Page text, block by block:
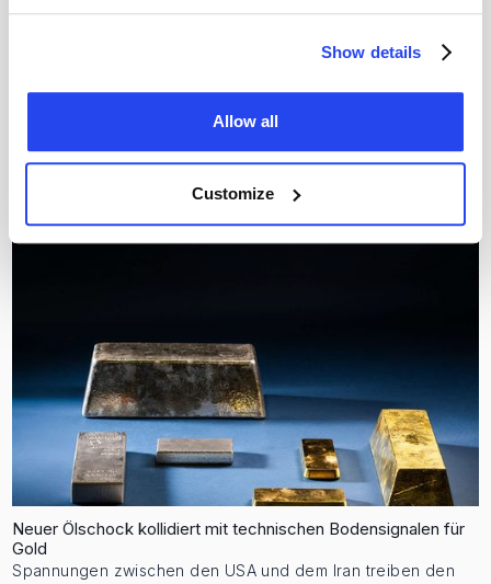
Show details
Allow all
Customize
Iran-oorlog hervat: dit niveau mag goud niet verliezen
onder druk staat. Rond 4.000 dollar ligt een cruciale steun
die goud nu moet vasthouden.
13. Juli 2026
Neuer Ölschock kollidiert mit technischen Bodensignalen für
Gold
Spannungen zwischen den USA und dem Iran treiben den